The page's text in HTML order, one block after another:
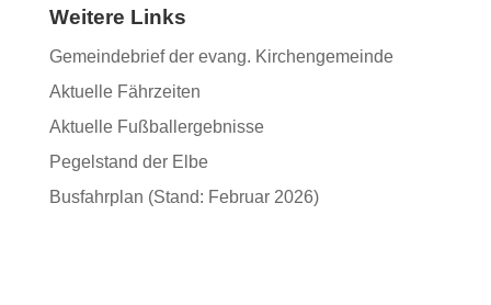
Weitere Links
Gemeindebrief der evang. Kirchengemeinde
Aktuelle Fährzeiten
Aktuelle Fußballergebnisse
Pegelstand der Elbe
Busfahrplan (Stand: Februar 2026)